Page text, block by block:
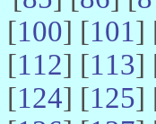
[100] [101]
[112] [113]
[124] [125]